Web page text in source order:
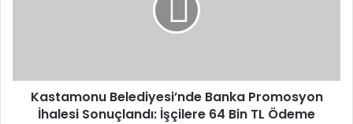
Bin
Ödeme
Kastamonu Belediyesi’nde Banka Promosyon
İhalesi Sonuçlandı: İşçilere 64 Bin TL Ödeme